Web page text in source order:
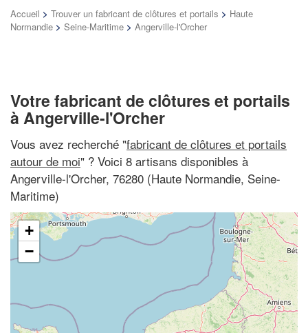
Accueil > Trouver un fabricant de clôtures et portails > Haute
Normandie > Seine-Maritime > Angerville-l'Orcher
Votre fabricant de clôtures et portails
à Angerville-l'Orcher
Vous avez recherché "fabricant de clôtures et portails
autour de moi" ? Voici 8 artisans disponibles à
Angerville-l'Orcher, 76280 (Haute Normandie, Seine-
Maritime)
+
−